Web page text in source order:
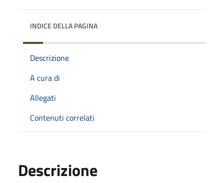
INDICE DELLA PAGINA
Descrizione
A cura di
Allegati
Contenuti correlati
Descrizione